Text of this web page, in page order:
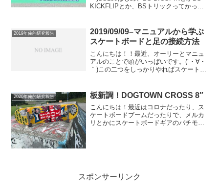
KICKFLIPとか、BSトリックってかっこ
でさえちゃんとやろうと思う...
2019年俺的研究報告
2019/09/09–マニュアルから学ぶ
スケートボードと足の接続方法
こんにちは！！最近、オーリーとマニュ
アルのことで頭がいっぱいです。(´・∀・
｀)この二つをしっかりやればスケートボ
てどうやってますか？僕は先週くらいま
でずっと、前足の力...
2020年俺的研究報告 板新調！DOGTOWN CROSS 8″
こんにちは！最近はコロナだったり、ス
ケートボードブームだったりで、メルカ
リとかにスケートボードギアのパチモン
スポンサーリンク